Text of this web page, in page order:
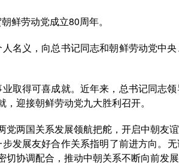
劳动党成立80周年。
义，向总书记同志和朝鲜劳动党中
得可喜成就。近年来，总书记同志
迎接朝鲜劳动党九大胜利召开。
国关系发展领航把舵，开启中朝友
发展友好合作关系指明了前进方向。
协调配合，推动中朝关系不断向前发